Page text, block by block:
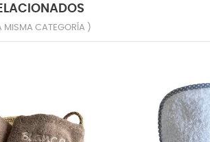
MISMA CATEGORÍA )